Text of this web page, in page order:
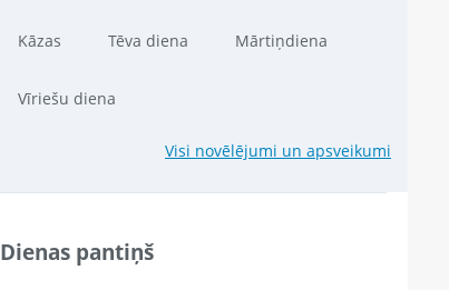
Kāzas Tēva diena Mārtiņdiena
Vīriešu diena
Visi novēlējumi un apsveikumi
Dienas pantiņš